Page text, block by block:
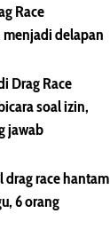
Race
delapan
Drag Race
soal izin,
jawab
drag race hantam
6 orang